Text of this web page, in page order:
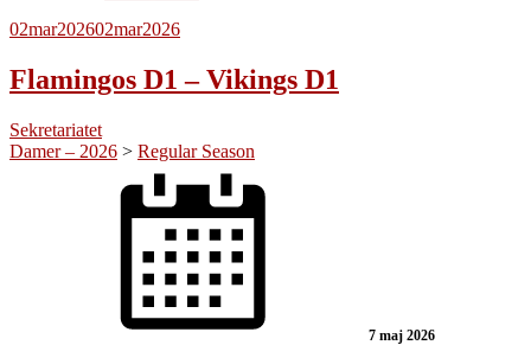
02mar202602mar2026
Flamingos D1 – Vikings D1
Sekretariatet
Damer – 2026 > Regular Season
7 maj 2026